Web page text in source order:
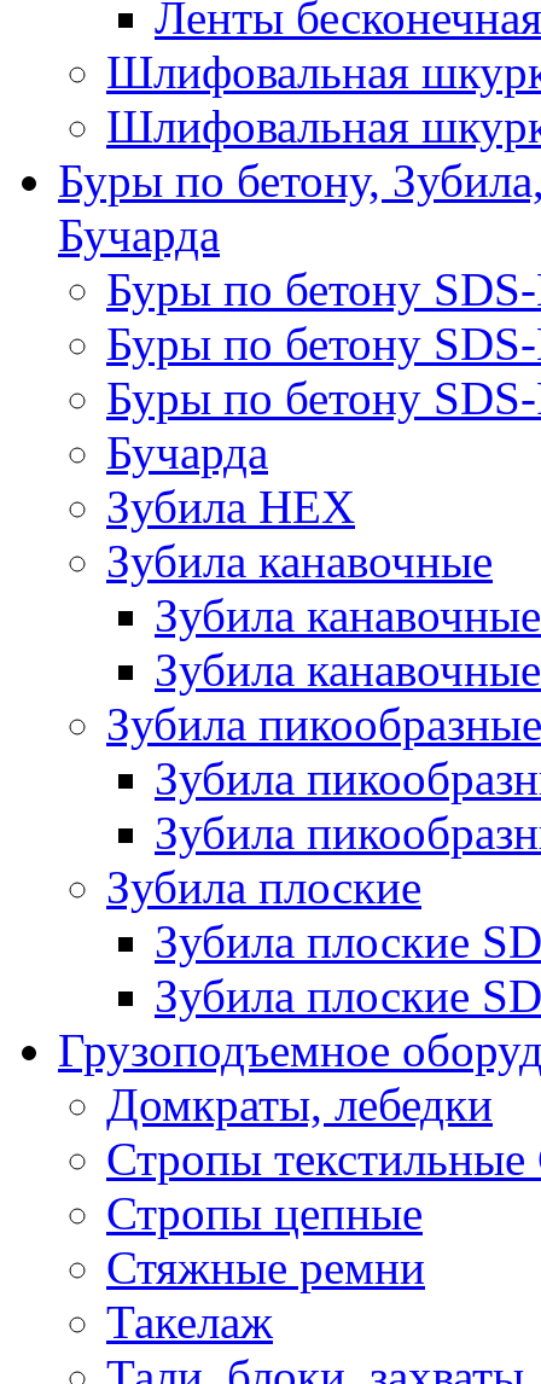
Ленты
Шлифовальная
Шлифовальная
Буры по бетону,
Бучарда
Буры по бетону
Буры по бетону
Буры по бетону
Бучарда
Зубила HEX
Зубила канавочные
Зубила
Зубила
Зубила пикообразные
Зубила
Зубила
Зубила плоские
Зубила плоские
Зубила плоские
Грузоподъемное
Домкраты, лебедки
Стропы
Стропы цепные
Стяжные ремни
Такелаж